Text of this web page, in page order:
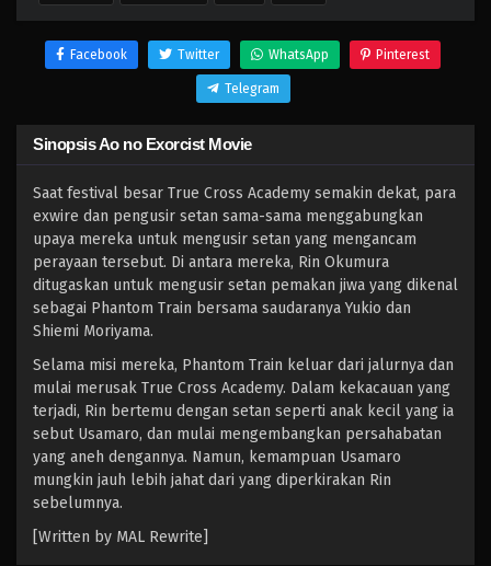
Facebook Twitter WhatsApp Pinterest
Telegram
Sinopsis Ao no Exorcist Movie
Saat festival besar True Cross Academy semakin dekat, para
exwire dan pengusir setan sama-sama menggabungkan
upaya mereka untuk mengusir setan yang mengancam
perayaan tersebut. Di antara mereka, Rin Okumura
ditugaskan untuk mengusir setan pemakan jiwa yang dikenal
sebagai Phantom Train bersama saudaranya Yukio dan
Shiemi Moriyama.
Selama misi mereka, Phantom Train keluar dari jalurnya dan
mulai merusak True Cross Academy. Dalam kekacauan yang
terjadi, Rin bertemu dengan setan seperti anak kecil yang ia
sebut Usamaro, dan mulai mengembangkan persahabatan
yang aneh dengannya. Namun, kemampuan Usamaro
mungkin jauh lebih jahat dari yang diperkirakan Rin
sebelumnya.
[Written by MAL Rewrite]